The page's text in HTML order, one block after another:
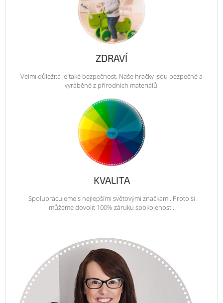
ZDRAVÍ
Velmi důležitá je také bezpečnost. Naše hračky jsou bezpečné a
vyráběné z přírodních materiálů.
KVALITA
Spolupracujeme s nejlepšími světovými značkami. Proto si
můžeme dovolit 100% záruku spokojenosti.